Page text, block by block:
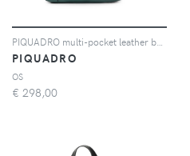
PIQUADRO multi-pocket leather backpack - Verde
PIQUADRO
OS
€ 298,00